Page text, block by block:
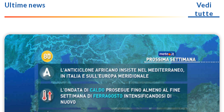
Ultime news
Vedi
tutte